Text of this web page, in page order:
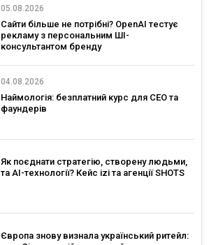
05.08.2026
Сайти більше не потрібні? OpenAI тестує
рекламу з персональним ШІ-
консультантом бренду
04.08.2026
Наймологія: безплатний курс для CEO та
фаундерів
Як поєднати стратегію, створену людьми,
та AI-технології? Кейс izi та агенції SHOTS
Європа знову визнала український ритейл: